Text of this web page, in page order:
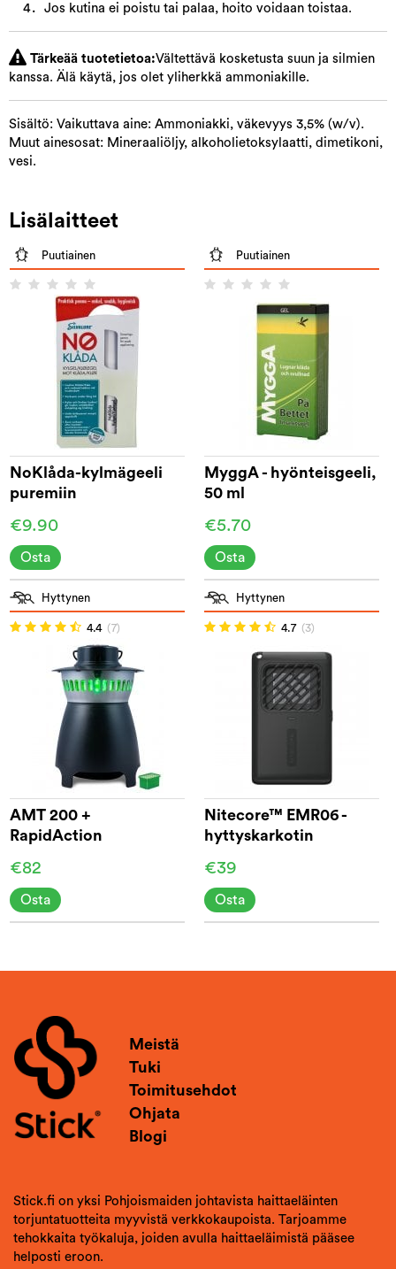
Jos kutina ei poistu tai palaa, hoito voidaan toistaa.
Tärkeää tuotetietoa:Vältettävä kosketusta suun ja silmien
kanssa. Älä käytä, jos olet yliherkkä ammoniakille.
Sisältö: Vaikuttava aine: Ammoniakki, väkevyys 3,5% (w/v).
Muut ainesosat: Mineraaliöljy, alkoholietoksylaatti, dimetikoni,
vesi.
Lisälaitteet
Puutiainen
NoKlåda-kylmägeeli
puremiin
€9.90
Osta
Puutiainen
MyggA - hyönteisgeeli,
50 ml
€5.70
Osta
Hyttynen
4.4 (7)
AMT 200 +
RapidAction
€82
Osta
Hyttynen
4.7 (3)
Nitecore™ EMR06 -
hyttyskarkotin
€39
Osta
Meistä
Tuki
Toimitusehdot
Ohjata
Blogi
Stick.fi on yksi Pohjoismaiden johtavista haittaeläinten
torjuntatuotteita myyvistä verkkokaupoista. Tarjoamme
tehokkaita työkaluja, joiden avulla haittaeläimistä pääsee
helposti eroon.